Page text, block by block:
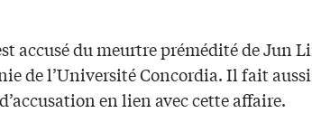
accusé du meurtre prémédité de Jun
de l’Université Concordia. Il fait aussi
en lien avec cette affaire.